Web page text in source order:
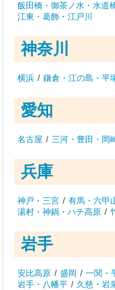
飯田橋・御茶ノ水・水道
江東・葛飾・江戸川
神奈川
横浜 / 鎌倉・江の島・平
愛知
名古屋 / 三河・豊田・岡
兵庫
神戸・三宮 / 有馬・六甲
湯村・神鍋・ハチ高原 /
岩手
安比高原 / 盛岡 / 一関・
岩手・八幡平 / 久慈・岩